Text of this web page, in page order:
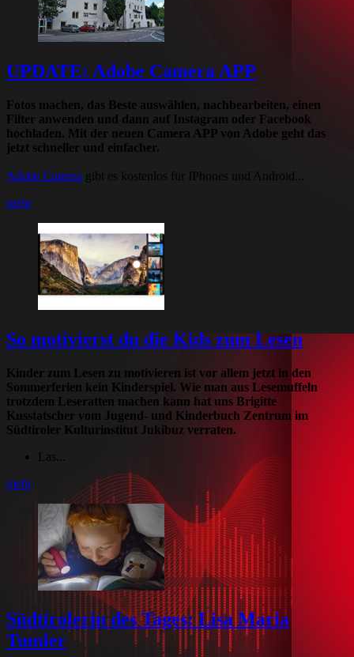
UPDATE: Adobe Camera APP
Fotos machen, das Beste auswählen, nachbearbeiten, einen
Filter anwenden und dann auf Instagram oder Facebook
hochladen. Mit der neuen Camera APP von Adobe geht das
jetzt schneller und einfacher.
Adobe Camera gibt es kostenlos für IPhones und Android...
mehr
So motivierst du die Kids zum Lesen
Kinder zum Lesen zu motivieren ist vor allem jetzt in den
Sommerferien kein Kinderspiel. Wie man aus Lesemuffeln
trotzdem Leseratten machen kann hat uns Brigitte
Kusstatscher vom Jugend- und Kinderbuch Zentrum im
Südtiroler Kulturinstitut Jukibuz verraten.
Las...
mehr
Südtirolerin des Tages: Lisa Maria
Tumler